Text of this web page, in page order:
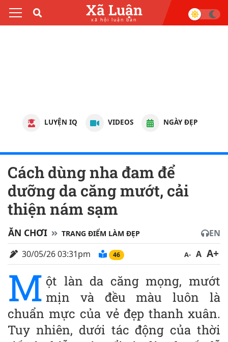
Xã Luận
xã hội luận bàn
LUYỆN IQ VIDEOS NGÀY ĐẸP
Cách dùng nha đam để
dưỡng da căng mướt, cải
thiện nám sạm
ĂN CHƠI TRANG ĐIỂM LÀM ĐẸP
EN
30/05/26 03:31pm
46 A- A A+
M ột làn da căng mọng, mướt
mịn và đều màu luôn là
chuẩn mực của vẻ đẹp thanh xuân.
Tuy nhiên, dưới tác động của thời